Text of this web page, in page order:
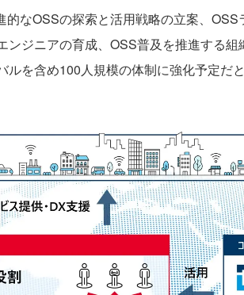
なOSSの探索と活用戦略の立案、OSS
ンジニアの育成、OSS普及を推進する
ルを含め100人規模の体制に強化予定だと